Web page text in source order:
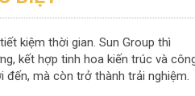
kiệm thời gian. Sun Group thì
kết hợp tinh hoa kiến trúc và
đến, mà còn trở thành trải nghiệm.